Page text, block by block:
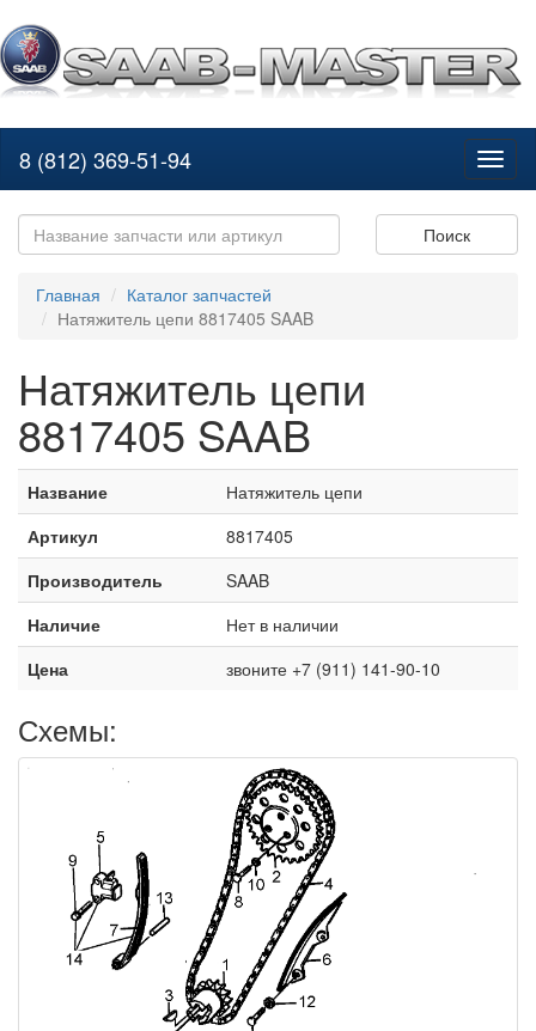
8 (812) 369-51-94
Поиск
Главная
Каталог запчастей
Натяжитель цепи 8817405 SAAB
Натяжитель цепи
8817405 SAAB
Название
Натяжитель цепи
Артикул
8817405
Производитель
SAAB
Наличие
Нет в наличии
Цена
звоните +7 (911) 141-90-10
Схемы: